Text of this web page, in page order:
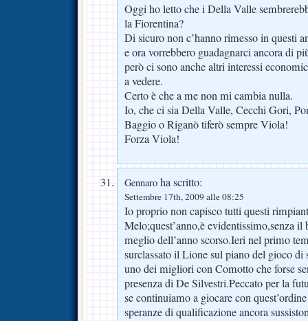
Oggi ho letto che i Della Valle
la Fiorentina?
Di sicuro non c’hanno rimesso in questi
e ora vorrebbero guadagnarci ancora di
però ci sono anche altri interessi
a vedere.
Certo è che a me non mi cambia nulla.
Io, che ci sia Della Valle, Cecchi Gori,
Baggio o Riganò tiferò sempre Viola!
Forza Viola!
Gennaro ha scritto:
Settembre 17th, 2009 alle 08:25
Io proprio non capisco tutti questi
Melo;quest’anno,è evidentissimo,senza
meglio dell’anno scorso.Ieri nel primo
surclassato il Lione sul piano del gioco di
uno dei migliori con Comotto che forse
presenza di De Silvestri.Peccato per la
se continuiamo a giocare con
speranze di qualificazione ancora